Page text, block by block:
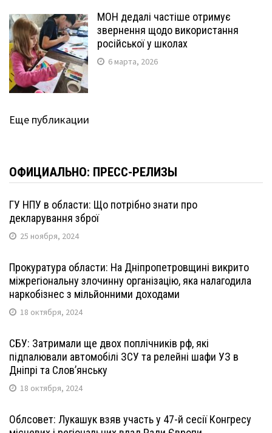
МОН дедалі частіше отримує
звернення щодо використання
російської у школах
6 марта, 2026
Еще публикации
ОФИЦИАЛЬНО: ПРЕСС-РЕЛИЗЫ
ГУ НПУ в области: Що потрібно знати про
декларування зброї
25 ноября, 2024
Прокуратура области: На Дніпропетровщині викрито
міжрегіональну злочинну організацію, яка налагодила
наркобізнес з мільйонними доходами
18 октября, 2024
СБУ: Затримали ще двох поплічників рф, які
підпалювали автомобілі ЗСУ та релейні шафи УЗ в
Дніпрі та Слов’янську
18 октября, 2024
Облсовет: Лукашук взяв участь у 47-й сесії Конгресу